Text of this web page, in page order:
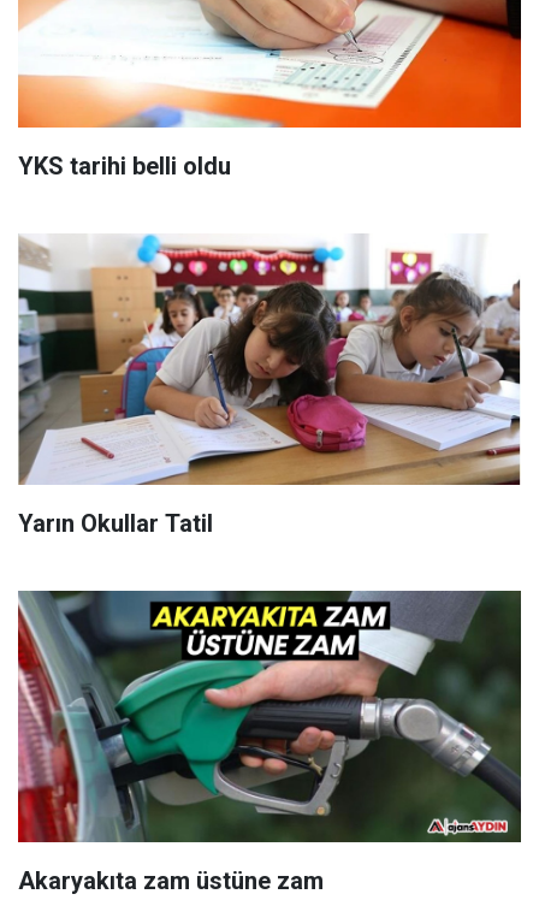
YKS tarihi belli oldu
Yarın Okullar Tatil
Akaryakıta zam üstüne zam